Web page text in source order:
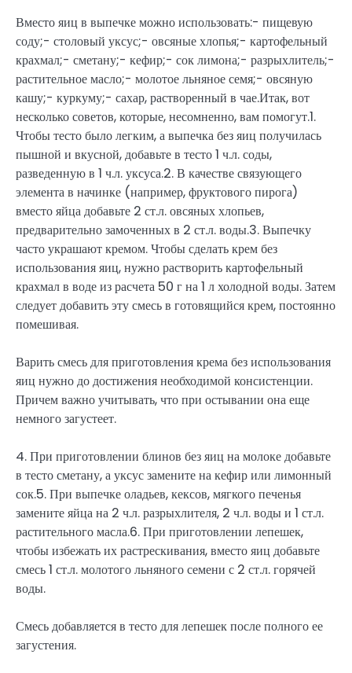
Вместо яиц в выпечке можно использовать:- пищевую
соду;- столовый уксус;- овсяные хлопья;- картофельный
крахмал;- сметану;- кефир;- сок лимона;- разрыхлитель;-
растительное масло;- молотое льняное семя;- овсяную
кашу;- куркуму;- сахар, растворенный в чае.Итак, вот
несколько советов, которые, несомненно, вам помогут.1.
Чтобы тесто было легким, а выпечка без яиц получилась
пышной и вкусной, добавьте в тесто 1 ч.л. соды,
разведенную в 1 ч.л. уксуса.2. В качестве связующего
элемента в начинке (например, фруктового пирога)
вместо яйца добавьте 2 ст.л. овсяных хлопьев,
предварительно замоченных в 2 ст.л. воды.3. Выпечку
часто украшают кремом. Чтобы сделать крем без
использования яиц, нужно растворить картофельный
крахмал в воде из расчета 50 г на 1 л холодной воды. Затем
следует добавить эту смесь в готовящийся крем, постоянно
помешивая.
Варить смесь для приготовления крема без использования
яиц нужно до достижения необходимой консистенции.
Причем важно учитывать, что при остывании она еще
немного загустеет.
4. При приготовлении блинов без яиц на молоке добавьте
в тесто сметану, а уксус замените на кефир или лимонный
сок.5. При выпечке оладьев, кексов, мягкого печенья
замените яйца на 2 ч.л. разрыхлителя, 2 ч.л. воды и 1 ст.л.
растительного масла.6. При приготовлении лепешек,
чтобы избежать их растрескивания, вместо яиц добавьте
смесь 1 ст.л. молотого льняного семени с 2 ст.л. горячей
воды.
Смесь добавляется в тесто для лепешек после полного ее
загустения.